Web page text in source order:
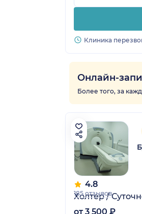
Клиника
Онлайн-
Более того, за
4.8
185 отзывов
Холтер /
от 3 500 ₽